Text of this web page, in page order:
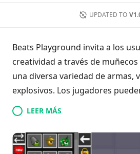
UPDATED TO
Beats Playground invita a los
creatividad a través de
una diversa variedad de armas,
explosivos. Los jugadores
estructuras y hogares
desmantelarlos utilizando una
emocionantes herramientas.
plataforma fomenta la
LEER MÁS